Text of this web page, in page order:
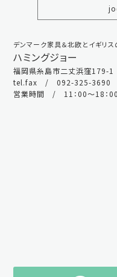
デンマーク家具＆北欧とイギリス
ハミングジョー
福岡県糸島市二丈浜窪179-1
tel.fax / 092-325-3690
営業時間 / 11：00～18：00